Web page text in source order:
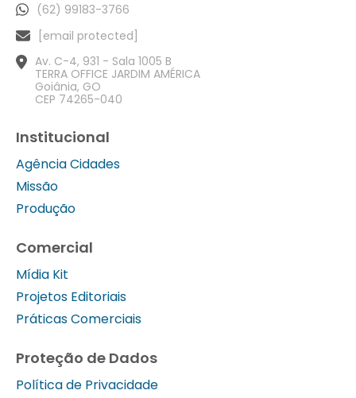
(62) 99183-3766
[email protected]
Av. C-4, 931 - Sala 1005 B
TERRA OFFICE JARDIM AMÉRICA
Goiânia, GO
CEP 74265-040
Institucional
Agência Cidades
Missão
Produção
Comercial
Mídia Kit
Projetos Editoriais
Práticas Comerciais
Proteção de Dados
Política de Privacidade